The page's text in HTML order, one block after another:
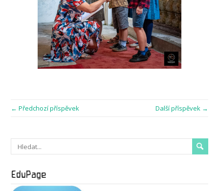
← Předchozí příspěvek Další příspěvek →
EduPage